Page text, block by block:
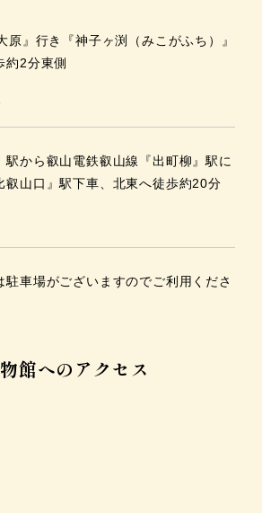
原』行き『神子ヶ渕（みこがふち）』
約2分東側
駅から叡山電鉄叡山線『出町柳』駅に
叡山口』駅下車、北東へ徒歩約20分
駐車場がございますのでご利用くださ
館へのアクセス